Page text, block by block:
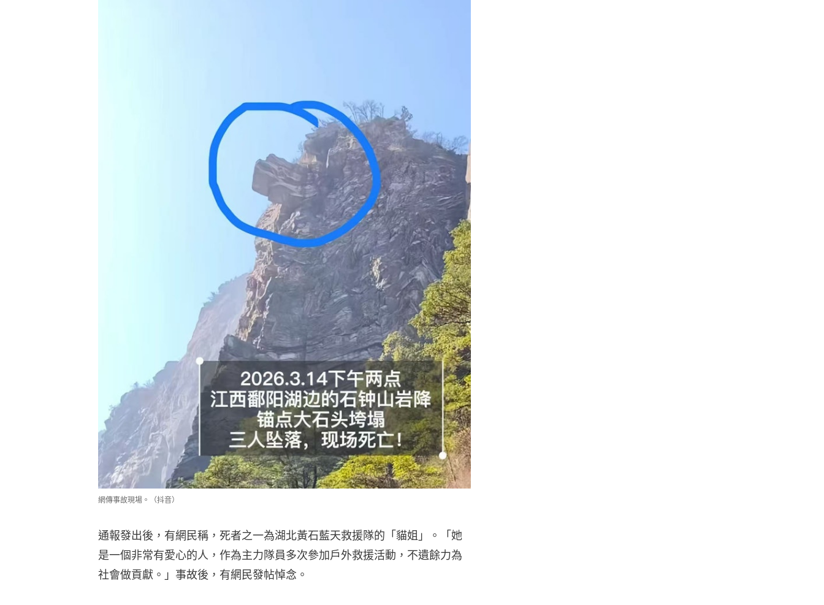
網傳事故現場。（抖音）
通報發出後，有網民稱，死者之一為湖北黃石藍天救援隊的「貓姐」。「她
是一個非常有愛心的人，作為主力隊員多次參加戶外救援活動，不遺餘力為
社會做貢獻。」事故後，有網民發帖悼念。